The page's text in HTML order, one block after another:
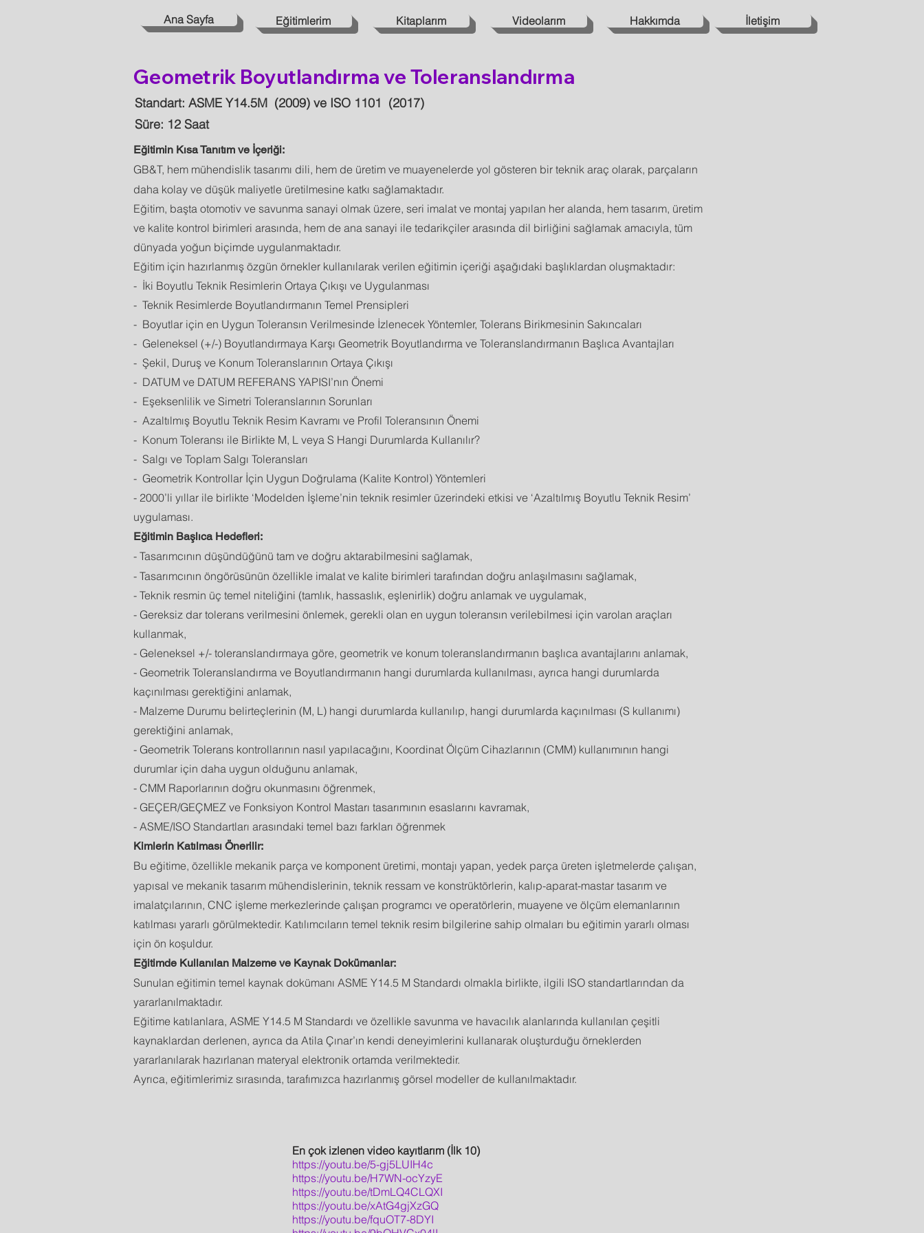
Ana Sayfa Eğitimlerim Kitaplarım Videolarım Hakkımda İletişim
Geometrik Boyutlandırma ve Toleranslandırma
Standart: ASME Y14.5M (2009) ve ISO 1101 (2017)
Süre: 12 Saat
Eğitimin Kısa Tanıtım ve İçeriği:
GB&T, hem mühendislik tasarımı dili, hem de üretim ve muayenelerde yol gösteren bir teknik araç olarak, parçaların
daha kolay ve düşük maliyetle üretilmesine katkı sağlamaktadır.
Eğitim, başta otomotiv ve savunma sanayi olmak üzere, seri imalat ve montaj yapılan her alanda, hem tasarım, üretim
ve kalite kontrol birimleri arasında, hem de ana sanayi ile tedarikçiler arasında dil birliğini sağlamak amacıyla, tüm
dünyada yoğun biçimde uygulanmaktadır.
Eğitim için hazırlanmış özgün örnekler kullanılarak verilen eğitimin içeriği aşağıdaki başlıklardan oluşmaktadır:
- İki Boyutlu Teknik Resimlerin Ortaya Çıkışı ve Uygulanması
- Teknik Resimlerde Boyutlandırmanın Temel Prensipleri
- Boyutlar için en Uygun Toleransın Verilmesinde İzlenecek Yöntemler, Tolerans Birikmesinin Sakıncaları
- Geleneksel (+/-) Boyutlandırmaya Karşı Geometrik Boyutlandırma ve Toleranslandırmanın Başlıca Avantajları
- Şekil, Duruş ve Konum Toleranslarının Ortaya Çıkışı
- DATUM ve DATUM REFERANS YAPISI’nın Önemi
- Eşeksenlilik ve Simetri Toleranslarının Sorunları
- Azaltılmış Boyutlu Teknik Resim Kavramı ve Profil Toleransının Önemi
- Konum Toleransı ile Birlikte M, L veya S Hangi Durumlarda Kullanılır?
- Salgı ve Toplam Salgı Toleransları
- Geometrik Kontrollar İçin Uygun Doğrulama (Kalite Kontrol) Yöntemleri
- 2000’li yıllar ile birlikte ‘Modelden İşleme’nin teknik resimler üzerindeki etkisi ve ‘Azaltılmış Boyutlu Teknik Resim’
uygulaması.
Eğitimin Başlıca Hedefleri:
- Tasarımcının düşündüğünü tam ve doğru aktarabilmesini sağlamak,
- Tasarımcının öngörüsünün özellikle imalat ve kalite birimleri tarafından doğru anlaşılmasını sağlamak,
- Teknik resmin üç temel niteliğini (tamlık, hassaslık, eşlenirlik) doğru anlamak ve uygulamak,
- Gereksiz dar tolerans verilmesini önlemek, gerekli olan en uygun toleransın verilebilmesi için varolan araçları
kullanmak,
- Geleneksel +/- toleranslandırmaya göre, geometrik ve konum toleranslandırmanın başlıca avantajlarını anlamak,
- Geometrik Toleranslandırma ve Boyutlandırmanın hangi durumlarda kullanılması, ayrıca hangi durumlarda
kaçınılması gerektiğini anlamak,
- Malzeme Durumu belirteçlerinin (M, L) hangi durumlarda kullanılıp, hangi durumlarda kaçınılması (S kullanımı)
gerektiğini anlamak,
- Geometrik Tolerans kontrollarının nasıl yapılacağını, Koordinat Ölçüm Cihazlarının (CMM) kullanımının hangi
durumlar için daha uygun olduğunu anlamak,
- CMM Raporlarının doğru okunmasını öğrenmek,
- GEÇER/GEÇMEZ ve Fonksiyon Kontrol Mastarı tasarımının esaslarını kavramak,
- ASME/ISO Standartları arasındaki temel bazı farkları öğrenmek
Kimlerin Katılması Önerilir:
Bu eğitime, özellikle mekanik parça ve komponent üretimi, montajı yapan, yedek parça üreten işletmelerde çalışan,
yapısal ve mekanik tasarım mühendislerinin, teknik ressam ve konstrüktörlerin, kalıp-aparat-mastar tasarım ve
imalatçılarının, CNC işleme merkezlerinde çalışan programcı ve operatörlerin, muayene ve ölçüm elemanlarının
katılması yararlı görülmektedir. Katılımcıların temel teknik resim bilgilerine sahip olmaları bu eğitimin yararlı olması
için ön koşuldur.
Eğitimde Kullanılan Malzeme ve Kaynak Dokümanlar:
Sunulan eğitimin temel kaynak dokümanı ASME Y14.5 M Standardı olmakla birlikte, ilgili ISO standartlarından da
yararlanılmaktadır.
Eğitime katılanlara, ASME Y14.5 M Standardı ve özellikle savunma ve havacılık alanlarında kullanılan çeşitli
kaynaklardan derlenen, ayrıca da Atila Çınar’ın kendi deneyimlerini kullanarak oluşturduğu örneklerden
yararlanılarak hazırlanan materyal elektronik ortamda verilmektedir.
Ayrıca, eğitimlerimiz sırasında, tarafımızca hazırlanmış görsel modeller de kullanılmaktadır.
En çok izlenen video kayıtlarım (İlk 10)
https://youtu.be/5-gj5LUIH4c
https://youtu.be/H7WN-ocYzyE
https://youtu.be/tDmLQ4CLQXI
https://youtu.be/xAtG4gjXzGQ
https://youtu.be/fquOT7-8DYI